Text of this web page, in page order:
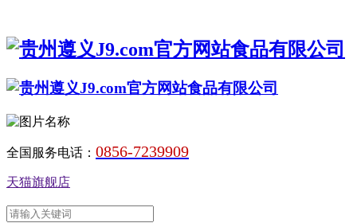
全国服务电话： 0856-7239909
天猫旗舰店